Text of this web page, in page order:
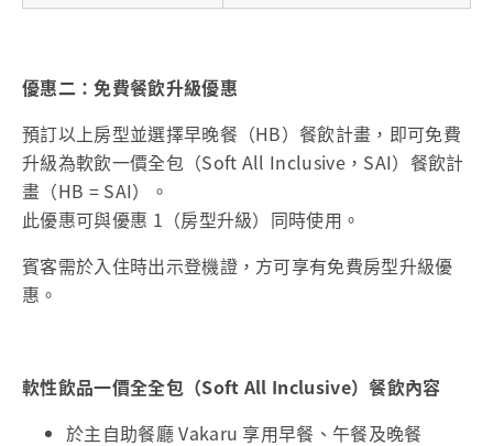
優惠二：免費餐飲升級優惠
預訂以上房型並選擇早晚餐（HB）餐飲計畫，即可免費
升級為軟飲一價全包（Soft All Inclusive，SAI）餐飲計
畫（HB = SAI）。
此優惠可與優惠 1（房型升級）同時使用。
賓客需於入住時出示登機證，方可享有免費房型升級優
惠。
軟性飲品一價全全包（Soft All Inclusive）餐飲內容
於主自助餐廳 Vakaru 享用早餐、午餐及晚餐